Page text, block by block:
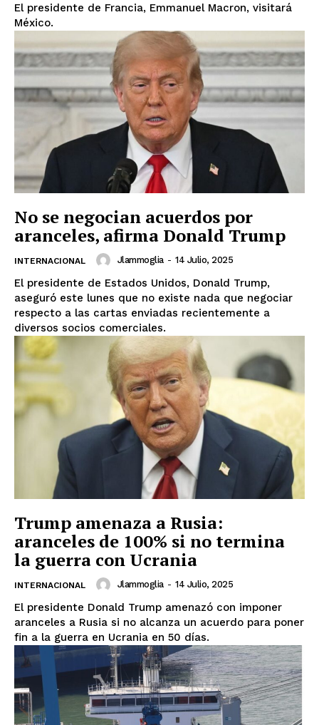
Luces
Del Siglo
El presidente de Francia, Emmanuel Macron, visitará
México.
No se negocian acuerdos por
aranceles, afirma Donald Trump
INTERNACIONAL Jlammoglia - 14 Julio, 2025
El presidente de Estados Unidos, Donald Trump,
aseguró este lunes que no existe nada que negociar
respecto a las cartas enviadas recientemente a
diversos socios comerciales.
Trump amenaza a Rusia:
aranceles de 100% si no termina
la guerra con Ucrania
INTERNACIONAL Jlammoglia - 14 Julio, 2025
El presidente Donald Trump amenazó con imponer
aranceles a Rusia si no alcanza un acuerdo para poner
fin a la guerra en Ucrania en 50 días.